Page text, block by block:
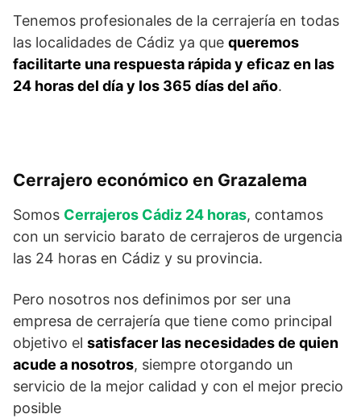
Tenemos profesionales de la cerrajería en todas
las localidades de Cádiz ya que queremos
facilitarte una respuesta rápida y eficaz en las
24 horas del día y los 365 días del año.
Cerrajero económico en Grazalema
Somos Cerrajeros Cádiz 24 horas, contamos
con un servicio barato de cerrajeros de urgencia
las 24 horas en Cádiz y su provincia.
Pero nosotros nos definimos por ser una
empresa de cerrajería que tiene como principal
objetivo el satisfacer las necesidades de quien
acude a nosotros, siempre otorgando un
servicio de la mejor calidad y con el mejor precio
posible